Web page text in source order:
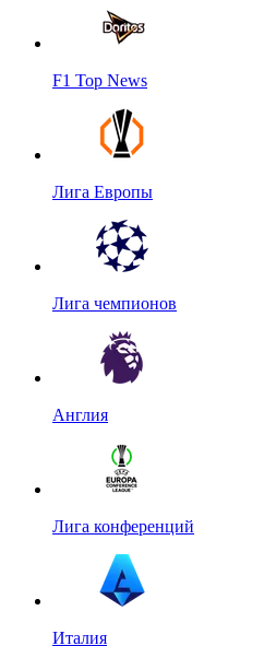
F1 Top News
Лига Европы
Лига чемпионов
Англия
Лига конференций
Италия